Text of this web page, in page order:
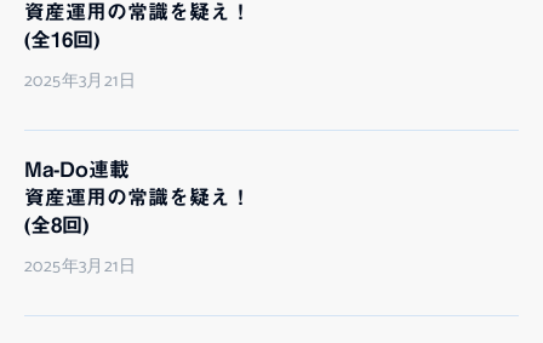
資産運用の常識を疑え！
(全16回)
2025年3月21日
Ma-Do連載
資産運用の常識を疑え！
(全8回)
2025年3月21日